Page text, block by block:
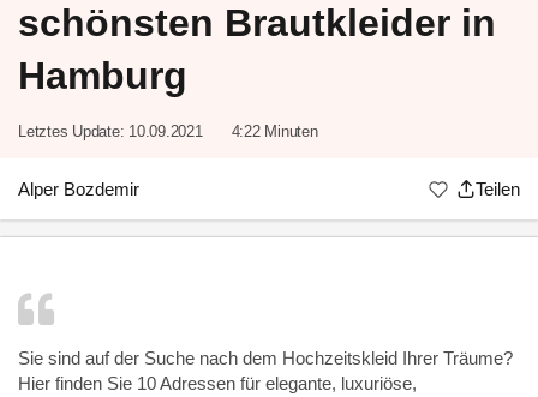
schönsten Brautkleider in
Hamburg
Letztes Update: 10.09.2021 4:22 Minuten
Alper Bozdemir Teilen
Sie sind auf der Suche nach dem Hochzeitskleid Ihrer Träume?
Hier finden Sie 10 Adressen für elegante, luxuriöse,